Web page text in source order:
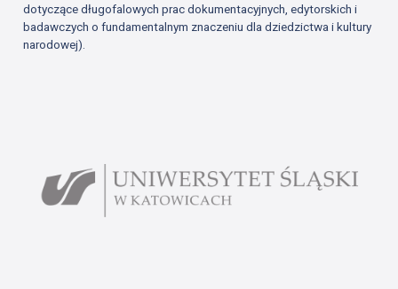
dotyczące długofalowych prac dokumentacyjnych, edytorskich i
badawczych o fundamentalnym znaczeniu dla dziedzictwa i kultury
narodowej).